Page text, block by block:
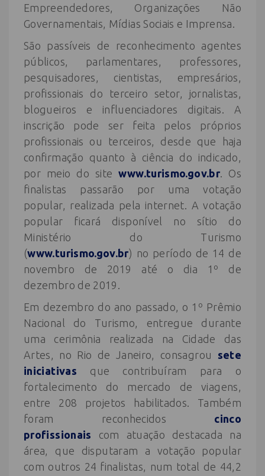
Empreendedores, Organizações Não
Governamentais, Mídias Sociais e Imprensa.
São passíveis de reconhecimento agentes
públicos, parlamentares, professores,
pesquisadores, cientistas, empresários,
profissionais do terceiro setor, jornalistas,
blogueiros e influenciadores digitais. A
inscrição pode ser feita pelos próprios
profissionais ou terceiros, desde que haja
confirmação quanto à ciência do indicado,
por meio do sitewww.turismo.gov.br. Os
finalistas passarão por uma votação
popular, realizada pela internet. A votação
popular ficará disponível no sítio do
Ministério do Turismo
(www.turismo.gov.br) no período de 14 de
novembro de 2019 até o dia 1º de
dezembro de 2019.
Em dezembro do ano passado, o 1º Prêmio
Nacional do Turismo, entregue durante
uma cerimônia realizada na Cidade das
Artes, no Rio de Janeiro, consagrou sete
iniciativas que contribuíram para o
fortalecimento do mercado de viagens,
entre 208 projetos habilitados. Também
foram reconhecidos cinco
profissionais com atuação destacada na
área, que disputaram a votação popular
com outros 24 finalistas, num total de 44,2